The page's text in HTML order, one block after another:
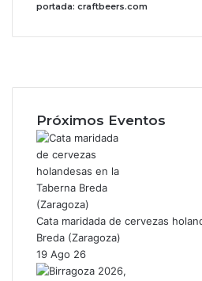
portada: craftbeers.com
Próximos Eventos
Cata maridada de cervezas
Breda (Zaragoza)
19 Ago 26